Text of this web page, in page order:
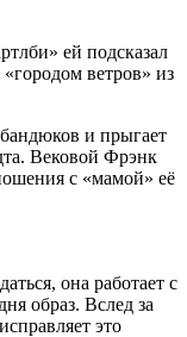
ей подсказал
ветров» из
и прыгает
Вековой Фрэнк
с «мамой» её
она работает с
образ. Вслед за
это